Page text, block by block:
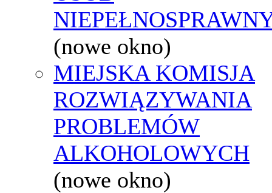
(nowe okno)
MIEJSKA KOMISJA
ROZWIĄZYWANIA
PROBLEMÓW
ALKOHOLOWYCH
(nowe okno)